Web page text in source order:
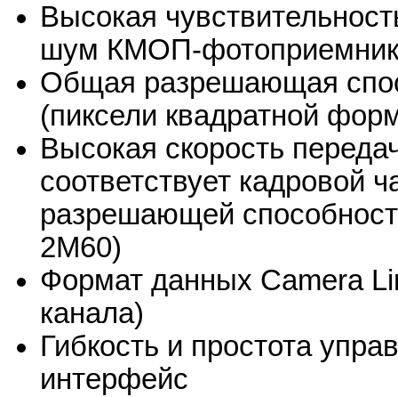
Высокая
шум КМОП-
Общая разрешающая
(пиксели квадратной
Высокая скорость
соответствует кадровой
разрешающей
2M60)
Формат данных Camera
канала)
Гибкость и простота
интерфейс